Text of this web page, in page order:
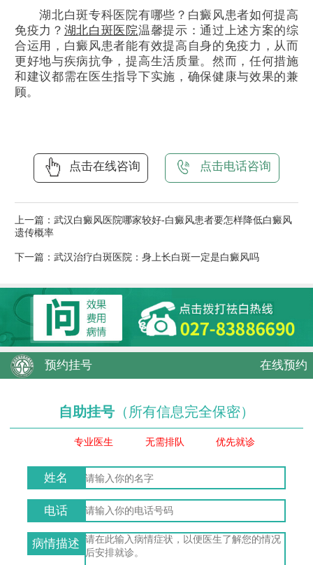
湖北白斑专科医院有哪些？白癜风患者如何提高
免疫力？ 湖北白斑医院温馨提示：通过上述方案的综
合运用，白癜风患者能有效提高自身的免疫力，从而
更好地与疾病抗争，提高生活质量。然而，任何措施
和建议都需在医生指导下实施，确保健康与效果的兼
顾。
点击在线咨询 点击电话咨询
上一篇： 武汉白癜风医院哪家较好-白癜风患者要怎样降低白癜风
遗传概率
下一篇： 武汉治疗白斑医院：身上长白斑一定是白癜风吗
预约挂号 在线预约
自助挂号 （所有信息完全保密）
专业医生 无需排队 优先就诊
姓名
电话
病情描述